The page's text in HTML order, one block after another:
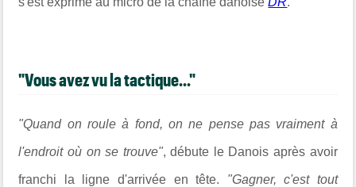
"Vous avez vu la tactique..."
"Quand on roule à fond, on ne pense pas vraiment à
l'endroit où on se trouve", débute le Danois après avoir
franchi la ligne d'arrivée en tête. "Gagner, c'est tout